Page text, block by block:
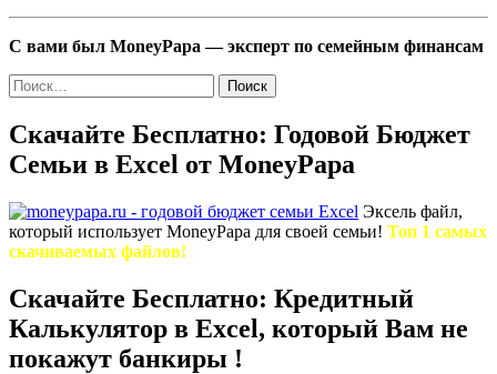
С вами был MoneyPapa — эксперт по семейным финансам
Найти:
Скачайте Бесплатно: Годовой Бюджет
Семьи в Excel от MoneyPapa
Эксель файл,
который использует MoneyPapa для своей семьи! Топ 1 самых
скачиваемых файлов!
Скачайте Бесплатно: Кредитный
Калькулятор в Excel, который Вам не
покажут банкиры !